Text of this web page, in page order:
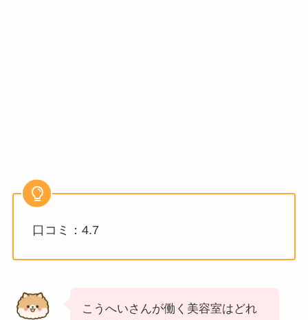
口コミ：4.7
こうへいさんが働く美容室はどれ